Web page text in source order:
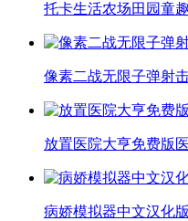
托卡生活农场田园童
像素二战无限子弹射
放置医院大亨免费版
病娇模拟器中文汉化